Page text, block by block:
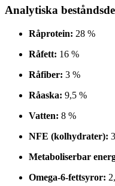
Analytiska
Råprotein: 28 %
Råfett: 16 %
Råfiber: 3 %
Råaska: 9,5 %
Vatten: 8 %
NFE (kolhydrater):
Metaboliserbar
Omega-6-fettsyror: